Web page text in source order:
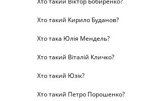
Хто такий Кирило Буданов?
Хто така Юлія Мендель?
Хто такий Віталій Кличко?
Хто такий Юзік?
Хто такий Петро Порошенко?